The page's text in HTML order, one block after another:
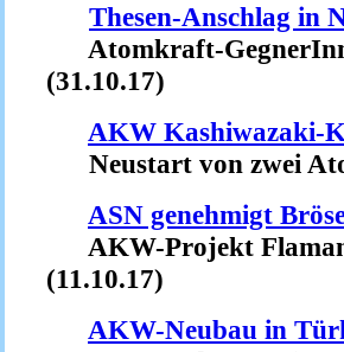
Thesen-Anschlag in
Atomkraft-
(31.10.17)
AKW Kashiwazaki-
Neustart von zwei
ASN genehmigt
AKW-Projekt
(11.10.17)
AKW-Neubau in